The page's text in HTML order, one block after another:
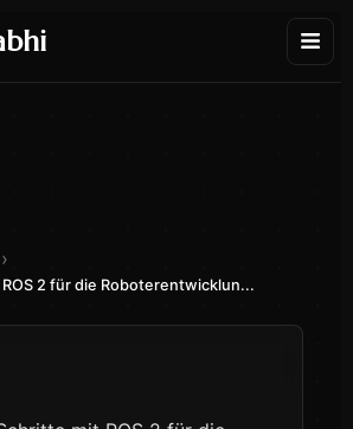
›
2 für die Roboterentwicklun...